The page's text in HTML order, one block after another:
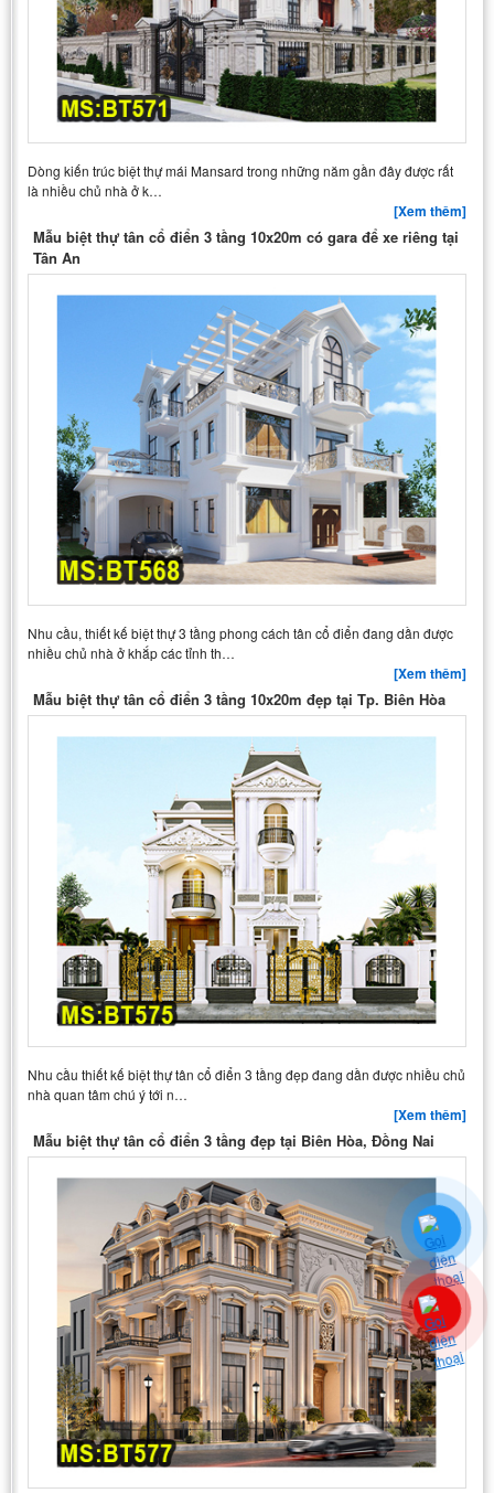
Dòng kiến trúc biệt thự mái Mansard trong những năm gần đây được rất
là nhiều chủ nhà ở k…
[Xem thêm]
Mẫu biệt thự tân cổ điển 3 tầng 10x20m có gara để xe riêng tại
Tân An
Nhu cầu, thiết kế biệt thự 3 tầng phong cách tân cổ điển đang dần được
nhiều chủ nhà ở khắp các tỉnh th…
[Xem thêm]
Mẫu biệt thự tân cổ điển 3 tầng 10x20m đẹp tại Tp. Biên Hòa
Nhu cầu thiết kế biệt thự tân cổ điển 3 tầng đẹp đang dần được nhiều chủ
nhà quan tâm chú ý tới n…
[Xem thêm]
Mẫu biệt thự tân cổ điển 3 tầng đẹp tại Biên Hòa, Đồng Nai